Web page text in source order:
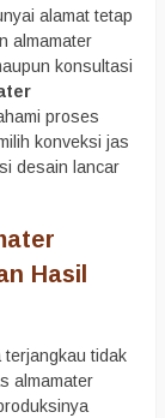
alamat tetap
almamater
konsultasi
proses
konveksi jas
desain lancar
Hasil
terjangkau tidak
almamater